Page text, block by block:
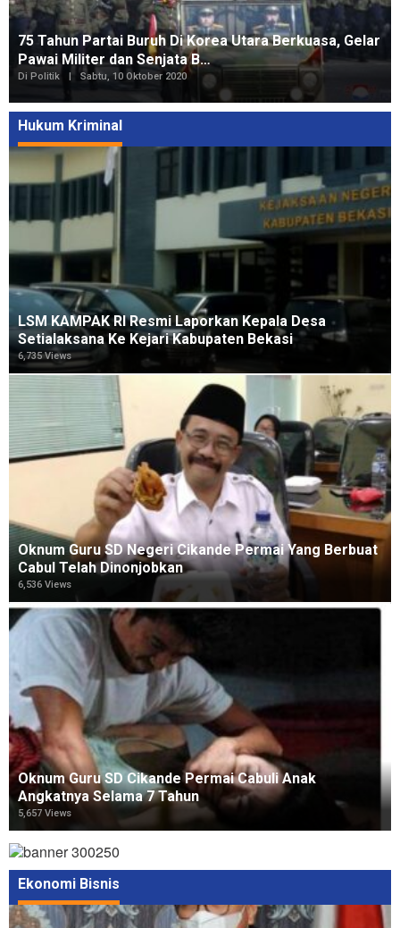
75 Tahun Partai Buruh Di Korea Utara Berkuasa, Gelar
Pawai Militer dan Senjata B…
Di Politik Sabtu, 10 Oktober 2020
Hukum Kriminal
LSM KAMPAK RI Resmi Laporkan Kepala Desa
Setialaksana Ke Kejari Kabupaten Bekasi
6,735 Views
Oknum Guru SD Negeri Cikande Permai Yang Berbuat
Cabul Telah Dinonjobkan
6,536 Views
Oknum Guru SD Cikande Permai Cabuli Anak
Angkatnya Selama 7 Tahun
5,657 Views
Ekonomi Bisnis